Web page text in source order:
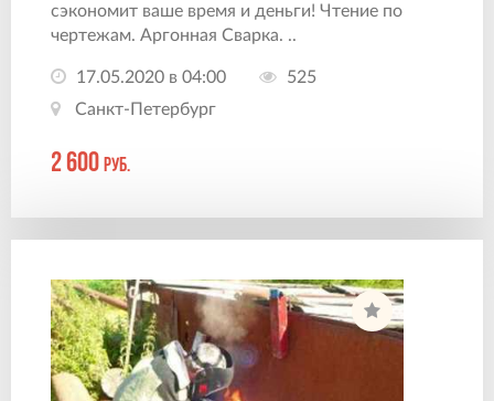
сэкономит ваше время и деньги! Чтение по
чертежам. Аргонная Сварка. ..
17.05.2020 в 04:00
525
Санкт-Петербург
2 600 руб.